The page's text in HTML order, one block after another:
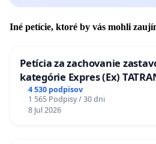
Iné petície, ktoré by vás mohli
Petícia za zachovanie
kategórie Expres (Ex)
stanici Púchov
4 530 podpisov
1 565 Podpisy / 30 dni
8 Jul 2026